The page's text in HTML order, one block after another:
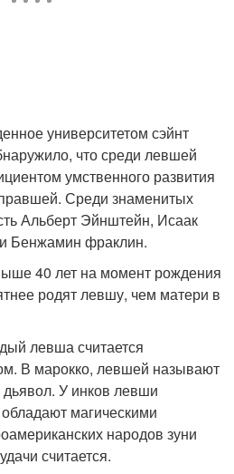
университетом сэйнт
что среди левшей
умственного развития
Среди знаменитых
Альберт Эйнштейн, Исаак
Бенжамин фраклин.
40 лет на момент рождения
родят левшу, чем матери в
левша считается
В марокко, левшей называют
У инков левши
магическими
народов зуни
считается.